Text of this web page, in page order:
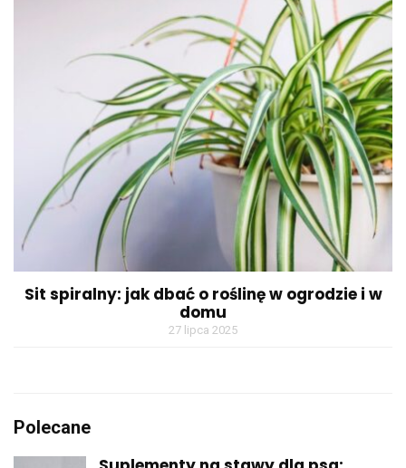
Sit spiralny: jak dbać o roślinę w ogrodzie i w
domu
27 lipca 2025
Polecane